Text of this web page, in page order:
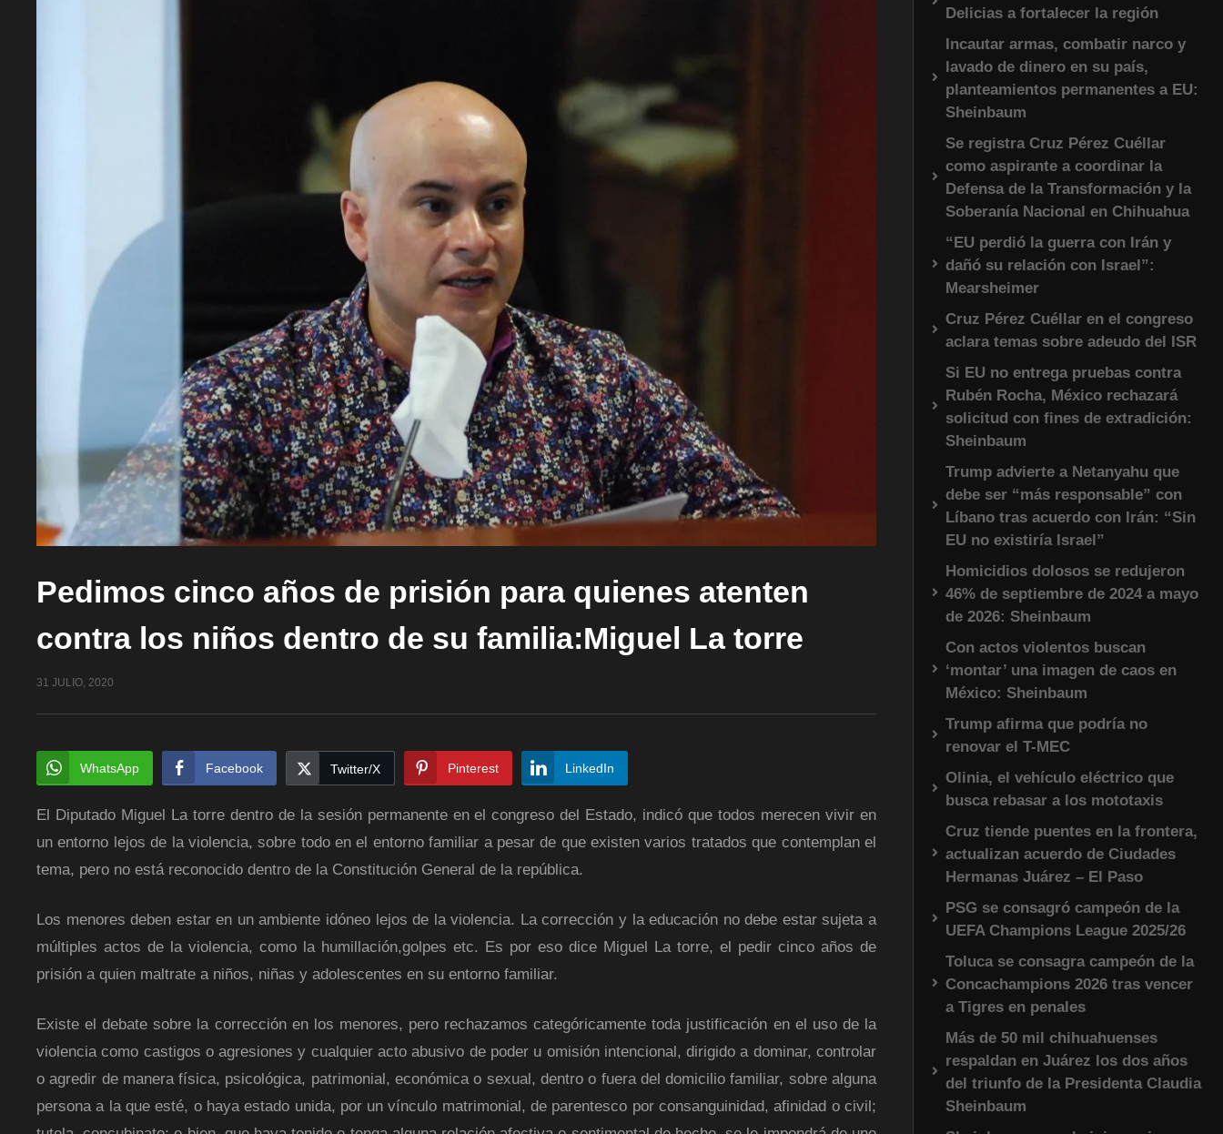
Pedimos cinco años de prisión para quienes atenten
contra los niños dentro de su familia:Miguel La torre
31 JULIO, 2020
WhatsApp Facebook Twitter/X Pinterest LinkedIn
El Diputado Miguel La torre dentro de la sesión permanente en el congreso del Estado, indicó que todos merecen vivir en
un entorno lejos de la violencia, sobre todo en el entorno familiar a pesar de que existen varios tratados que contemplan el
tema, pero no está reconocido dentro de la Constitución General de la república.
Los menores deben estar en un ambiente idóneo lejos de la violencia. La corrección y la educación no debe estar sujeta a
múltiples actos de la violencia, como la humillación,golpes etc. Es por eso dice Miguel La torre, el pedir cinco años de
prisión a quien maltrate a niños, niñas y adolescentes en su entorno familiar.
Existe el debate sobre la corrección en los menores, pero rechazamos categóricamente toda justificación en el uso de la
violencia como castigos o agresiones y cualquier acto abusivo de poder u omisión intencional, dirigido a dominar, controlar
o agredir de manera física, psicológica, patrimonial, económica o sexual, dentro o fuera del domicilio familiar, sobre alguna
persona a la que esté, o haya estado unida, por un vínculo matrimonial, de parentesco por consanguinidad, afinidad o civil;
Delicias a fortalecer la región
Incautar armas, combatir narco y
lavado de dinero en su país,
planteamientos permanentes a EU:
Sheinbaum
Se registra Cruz Pérez Cuéllar
como aspirante a coordinar la
Defensa de la Transformación y la
Soberanía Nacional en Chihuahua
“EU perdió la guerra con Irán y
dañó su relación con Israel”:
Mearsheimer
Cruz Pérez Cuéllar en el congreso
aclara temas sobre adeudo del ISR
Si EU no entrega pruebas contra
Rubén Rocha, México rechazará
solicitud con fines de extradición:
Sheinbaum
Trump advierte a Netanyahu que
debe ser “más responsable” con
Líbano tras acuerdo con Irán: “Sin
EU no existiría Israel”
Homicidios dolosos se redujeron
46% de septiembre de 2024 a mayo
de 2026: Sheinbaum
Con actos violentos buscan
‘montar’ una imagen de caos en
México: Sheinbaum
Trump afirma que podría no
renovar el T-MEC
Olinia, el vehículo eléctrico que
busca rebasar a los mototaxis
Cruz tiende puentes en la frontera,
actualizan acuerdo de Ciudades
Hermanas Juárez – El Paso
PSG se consagró campeón de la
UEFA Champions League 2025/26
Toluca se consagra campeón de la
Concachampions 2026 tras vencer
a Tigres en penales
Más de 50 mil chihuahuenses
respaldan en Juárez los dos años
del triunfo de la Presidenta Claudia
Sheinbaum